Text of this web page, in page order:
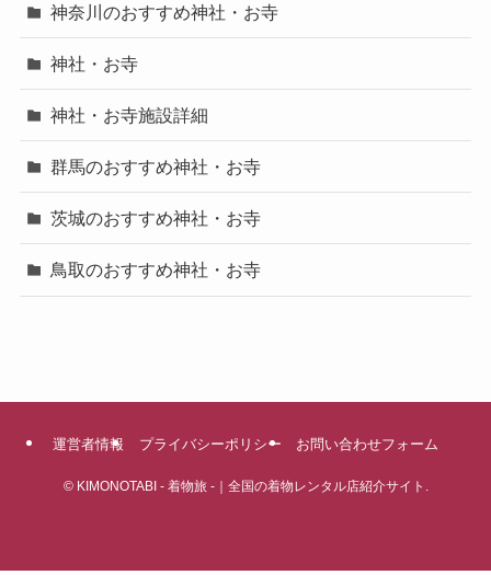
神奈川のおすすめ神社・お寺
神社・お寺
神社・お寺施設詳細
群馬のおすすめ神社・お寺
茨城のおすすめ神社・お寺
鳥取のおすすめ神社・お寺
運営者情報 プライバシーポリシー お問い合わせフォーム
©KIMONOTABI - 着物旅 -｜全国の着物レンタル店紹介サイト.